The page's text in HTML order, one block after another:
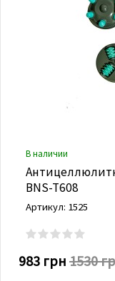
В наличии
BNS-T608
Артикул: 1525
983 грн 1530